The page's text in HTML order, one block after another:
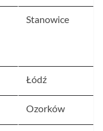
Stanowice
Łódź
Ozorków